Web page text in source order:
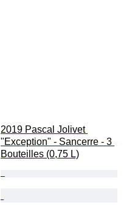
2019 Pascal Jolivet
"Exception" - Sancerre - 3
Bouteilles (0,75 L)